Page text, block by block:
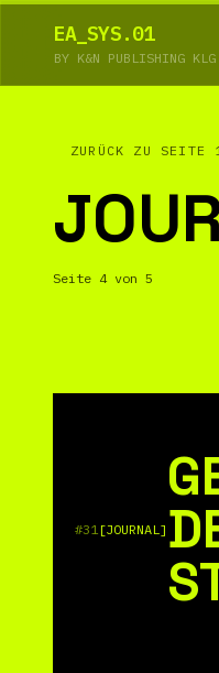
EA_SYS.01
BY K&N PUBLISHING KLG
ZURÜCK ZU SEITE
Seite 4 von 5
#31[JOURNAL]